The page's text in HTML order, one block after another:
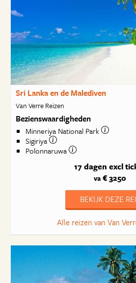
Sri Lanka en de Malediven
Van Verre Reizen
Bezienswaardigheden
Minneriya National Park
Sigiriya
Polonnaruwa
17 dagen excl
va € 3250
BEKIJK DEZE
Alle reizen van Van